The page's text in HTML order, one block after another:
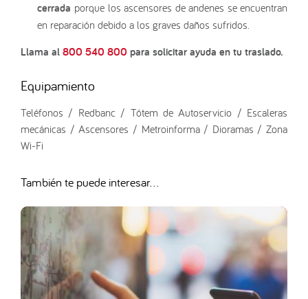
cerrada porque los ascensores de andenes se encuentran
en reparación debido a los graves daños sufridos.
Llama al800 540 800 para solicitar ayuda en tu traslado.
Equipamiento
Teléfonos / Redbanc / Tótem de Autoservicio / Escaleras
mecánicas / Ascensores / Metroinforma / Dioramas / Zona
Wi-Fi
También te puede interesar...